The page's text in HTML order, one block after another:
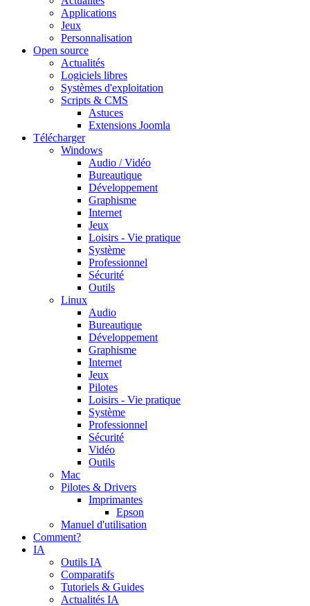
Applications
Jeux
Personnalisation
Open source
Actualités
Logiciels libres
Systèmes d'exploitation
Scripts & CMS
Astuces
Extensions Joomla
Télécharger
Windows
Audio / Vidéo
Bureautique
Développement
Graphisme
Internet
Jeux
Loisirs - Vie pratique
Système
Professionnel
Sécurité
Outils
Linux
Audio
Bureautique
Développement
Graphisme
Internet
Jeux
Pilotes
Loisirs - Vie pratique
Système
Professionnel
Sécurité
Vidéo
Outils
Mac
Pilotes & Drivers
Imprimantes
Epson
Manuel d'utilisation
Comment?
IA
Outils IA
Comparatifs
Tutoriels & Guides
Actualités IA